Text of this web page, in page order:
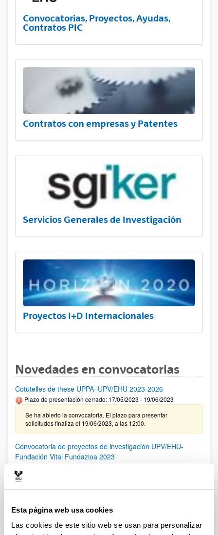
Esta página web usa cookies
Las cookies de este sitio web se usan para personalizar
Convocatorias, Proyectos, Ayudas,
Contratos PIC
Contratos con empresas y Patentes
Servicios Generales de Investigación
Proyectos I+D Internacionales
Novedades en convocatorias
Cotutelles de these UPPA–UPV/EHU 2023-2026
Plazo de presentación cerrado: 17/05/2023 - 19/06/2023
Se ha abierto la convocatoria. El plazo para presentar
solicitudes finaliza el 19/06/2023, a las 12:00.
Convocatoria de proyectos de investigación UPV/EHU-
Fundación Vital Fundazioa 2023
solitudes concedidas y denegadas.
PROGRAMA H2 PIONEROS
Plazo de presentación cerrado: 01/06/2023 - 23/07/2023